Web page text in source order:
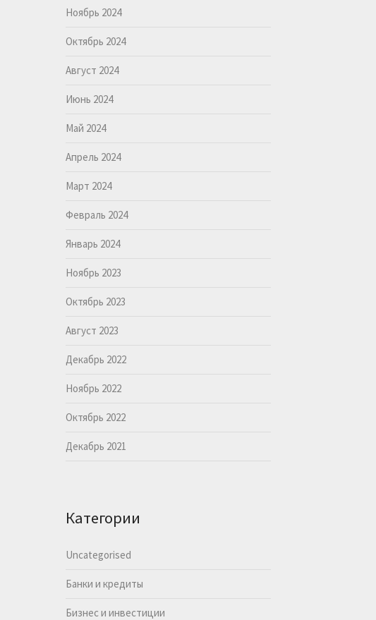
Ноябрь 2024
Октябрь 2024
Август 2024
Июнь 2024
Май 2024
Апрель 2024
Март 2024
Февраль 2024
Январь 2024
Ноябрь 2023
Октябрь 2023
Август 2023
Декабрь 2022
Ноябрь 2022
Октябрь 2022
Декабрь 2021
Категории
Uncategorised
Банки и кредиты
Бизнес и инвестиции